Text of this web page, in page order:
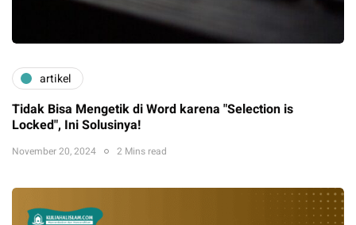
artikel
Tidak Bisa Mengetik di Word karena "Selection is
Locked", Ini Solusinya!
November 20, 2024 2 Mins read